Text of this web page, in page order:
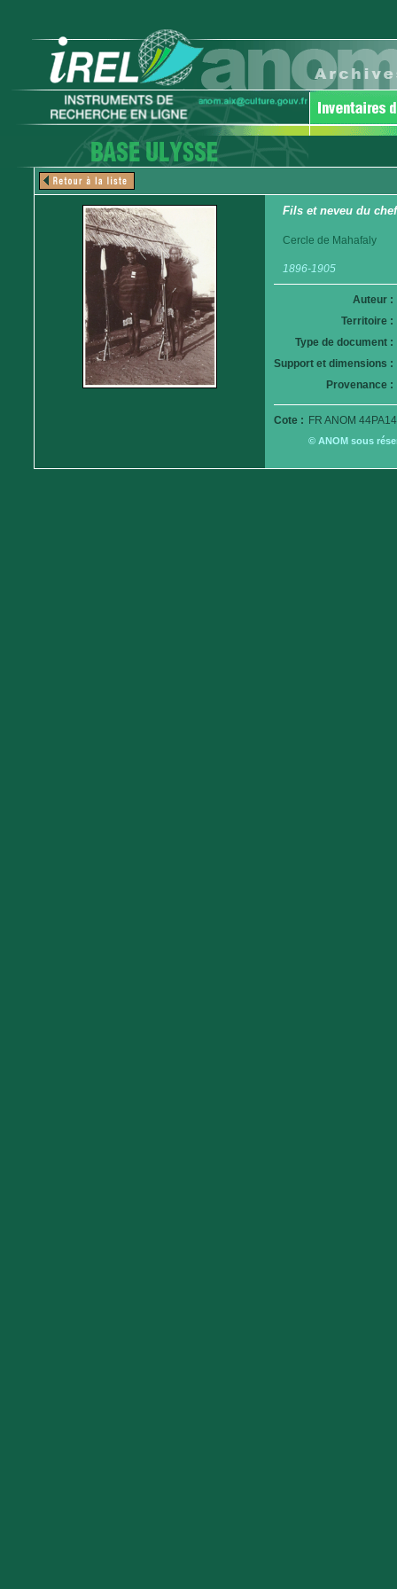
Fils et neveu du
Cercle de Mahafaly
1896-1905
Auteur :
Territoire :
Type de document :
Support et dimensions :
Provenance :
Cote : FR ANOM
© ANOM sous